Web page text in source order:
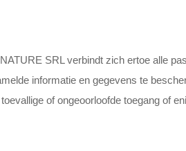
SRL verbindt zich ertoe alle
informatie en gegevens te
of ongeoorloofde toegang of